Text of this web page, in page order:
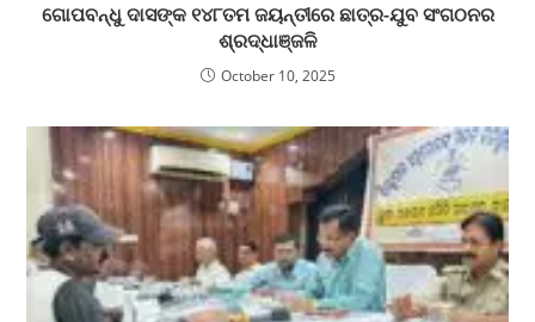
ଗୋପବନ୍ଧୁ ଦାସଙ୍କ ୧୪୮ତମ ଜୟନ୍ତୀରେ ଛାତ୍ର-ଯୁବ ସଂଗଠନର
ଶ୍ରଦ୍ଧାଞ୍ଜଳି
October 10, 2025